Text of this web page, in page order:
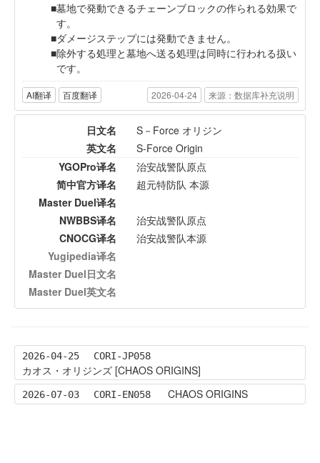
墓地で発動できるチェーンブロックの作られる効果で
す。
ダメージステップには発動できません。
除外する処理と墓地へ送る処理は同時に行われる扱い
です。
AI翻译 百度翻译 2026-04-24 来源：数据库补充说明
日文名
S－Force オリジン
英文名
S-Force Origin
YGOPro译名
治安战警队原点
简中官方译名
超元特防队 本源
Master Duel译名
NWBBS译名
治安战警队原点
CNOCG译名
治安战警队本源
Yugipedia译名
Master Duel日文名
Master Duel英文名
2026-04-25 CORI-JP058
カオス・オリジンズ [CHAOS ORIGINS]
2026-07-03 CORI-EN058 CHAOS ORIGINS